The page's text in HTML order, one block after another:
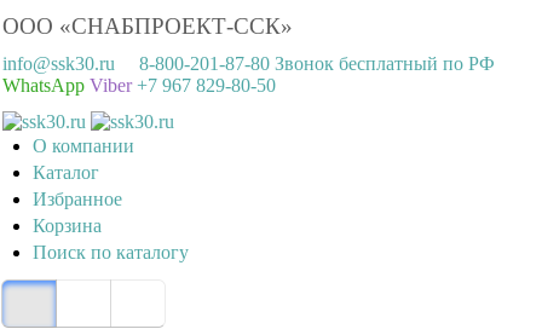
ООО «СНАБПРОЕКТ-ССК»
info@ssk30.ru
8-800-201-87-80 Звонок бесплатный по РФ
WhatsApp Viber+7 967 829-80-50
О компании
Каталог
Избранное
Корзина
Поиск по каталогу